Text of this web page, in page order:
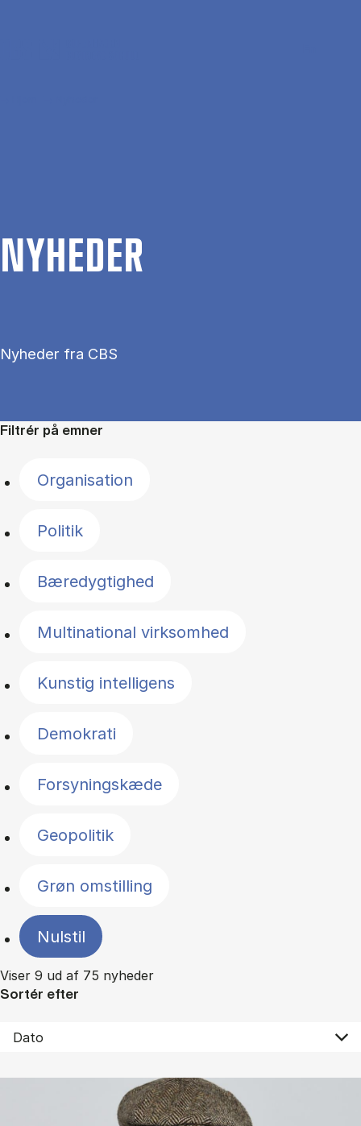
NYHE­DER
Nyheder fra CBS
Filtrér på emner
Organisation
Politik
Bæredygtighed
Multinational virksomhed
Kunstig intelligens
Demokrati
Forsyningskæde
Geopolitik
Grøn omstilling
Nulstil
Viser 9 ud af 75 nyheder
Sortér efter